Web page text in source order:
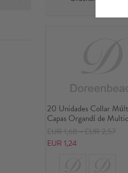
20 Unidades Collar
Capas Organdí de
EUR 1,68～EUR 2,57
EUR 1,24